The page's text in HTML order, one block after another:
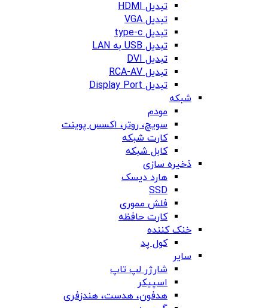
تبدیل HDMI
تبدیل VGA
تبدیل type-c
تبدیل USB به LAN
تبدیل DVI
تبدیل RCA-AV
تبدیل Display Port
شبکه
مودم
سویچ، روتر، اکسس پوینت
کارت شبکه
کابل شبکه
ذخیره سازی
هارد دیسک
SSD
فلش مموری
کارت حافظه
خنک کننده
کول پد
سایر
شارژر لپ تاپ
اسپیکر
هدفون، هدست، هندزفری